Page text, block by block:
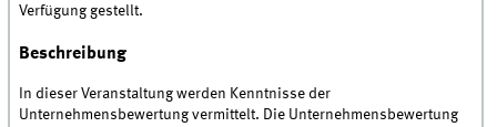
Verfügung gestellt.
Beschreibung
In dieser Veranstaltung werden Kenntnisse der
Unternehmensbewertung vermittelt. Die Unternehmensbewertung